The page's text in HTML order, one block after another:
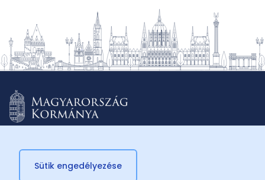
© 2026 Külügyminisztérium
Sütik engedélyezése